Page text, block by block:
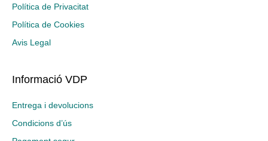
Política de Privacitat
Política de Cookies
Avis Legal
Informació VDP
Entrega i devolucions
Condicions d’ús